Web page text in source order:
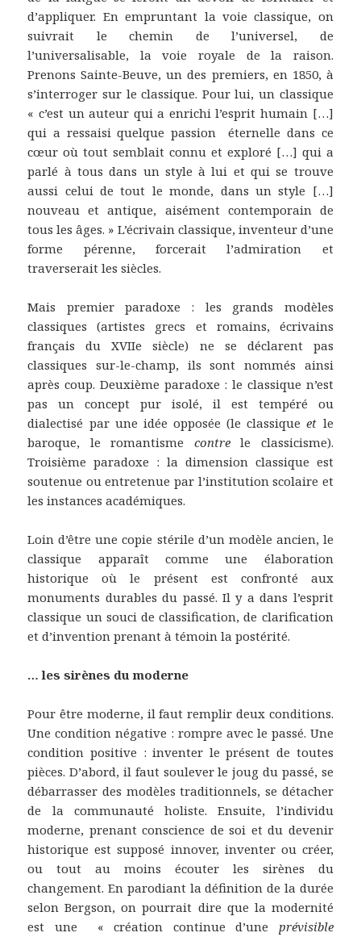
d’appliquer. En empruntant la voie classique, on
suivrait le chemin de l’universel, de
l’universalisable, la voie royale de la raison.
Prenons Sainte-Beuve, un des premiers, en 1850, à
s’interroger sur le classique. Pour lui, un classique
« c’est un auteur qui a enrichi l’esprit humain […]
qui a ressaisi quelque passion éternelle dans ce
cœur où tout semblait connu et exploré […] qui a
parlé à tous dans un style à lui et qui se trouve
aussi celui de tout le monde, dans un style […]
nouveau et antique, aisément contemporain de
tous les âges. » L’écrivain classique, inventeur d’une
forme pérenne, forcerait l’admiration et
traverserait les siècles.
Mais premier paradoxe : les grands modèles
classiques (artistes grecs et romains, écrivains
français du XVIIe siècle) ne se déclarent pas
classiques sur-le-champ, ils sont nommés ainsi
après coup. Deuxième paradoxe : le classique n’est
pas un concept pur isolé, il est tempéré ou
dialectisé par une idée opposée (le classiqueet le
baroque, le romantisme contrele classicisme).
Troisième paradoxe : la dimension classique est
soutenue ou entretenue par l’institution scolaire et
les instances académiques.
Loin d’être une copie stérile d’un modèle ancien, le
classique apparaît comme une élaboration
historique où le présent est confronté aux
monuments durables du passé. Il y a dans l’esprit
classique un souci de classification, de clarification
et d’invention prenant à témoin la postérité.
… les sirènes du moderne
Pour être moderne, il faut remplir deux conditions.
Une condition négative : rompre avec le passé. Une
condition positive : inventer le présent de toutes
pièces. D’abord, il faut soulever le joug du passé, se
débarrasser des modèles traditionnels, se détacher
de la communauté holiste. Ensuite, l’individu
moderne, prenant conscience de soi et du devenir
historique est supposé innover, inventer ou créer,
ou tout au moins écouter les sirènes du
changement. En parodiant la définition de la durée
selon Bergson, on pourrait dire que la modernité
est une « création continue d’une prévisible